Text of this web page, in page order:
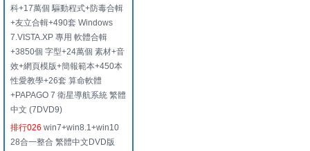
科+17萬個 驅動程式+防毒合輯
+友立合輯+490套 Windows
7.VISTA.XP 專用 軟體合輯
+3850個 字型+24萬個 素材+音
效+網頁模版+簡報範本+450本
性愛教學+26套 算命軟體
+PAPAGO 7 衛星導航系統 繁體
中文 (7DVD9)
排行026 win7+win8.1+win10
28合一整合 繁體中文DVD版